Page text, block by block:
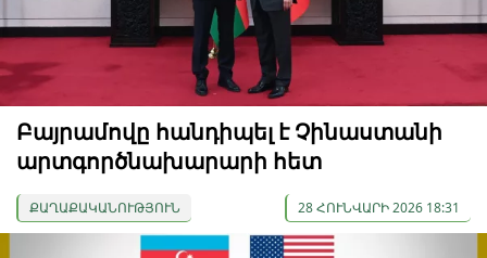
Բայրամովը հանդիպել է Չինաստանի
արտգործնախարարի հետ
ՔԱՂԱՔԱԿԱՆՈՒԹՅՈՒՆ 28 ՀՈՒՆՎԱՐԻ 2026 18:31